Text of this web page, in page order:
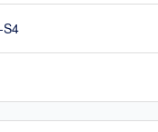
S4